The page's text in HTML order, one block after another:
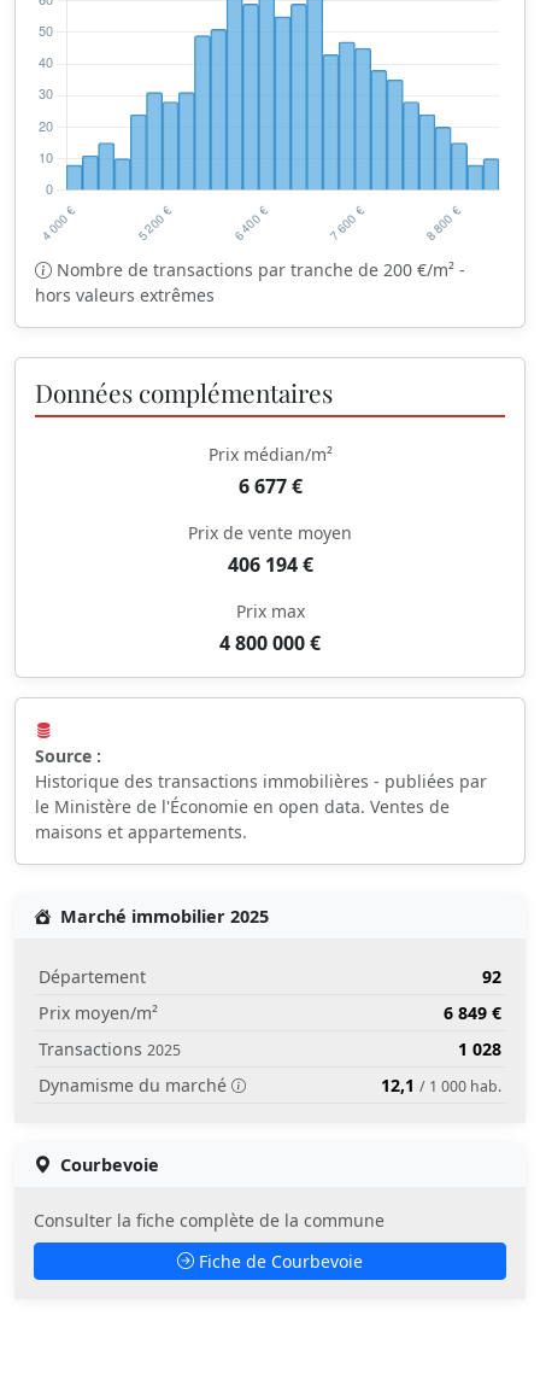
Nombre de transactions par tranche de 200 €/m² -
hors valeurs extrêmes
Données complémentaires
Prix médian/m²
6 677 €
Prix de vente moyen
406 194 €
Prix max
4 800 000 €
Source :
Historique des transactions immobilières - publiées par
le Ministère de l'Économie en open data. Ventes de
maisons et appartements.
Marché immobilier 2025
Département
92
Prix moyen/m²
6 849 €
Transactions 2025
1 028
Dynamisme du marché
12,1 / 1 000 hab.
Courbevoie
Consulter la fiche complète de la commune
Fiche de Courbevoie